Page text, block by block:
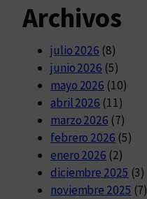
Archivos
julio 2026 (8)
junio 2026 (5)
mayo 2026 (10)
abril 2026 (11)
marzo 2026 (7)
febrero 2026 (5)
enero 2026 (2)
diciembre 2025 (3)
noviembre 2025 (7)